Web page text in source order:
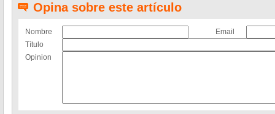
Opina sobre este artículo
Nombre
Email
Título
Opinion